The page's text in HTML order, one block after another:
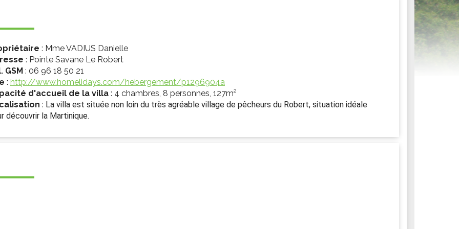
SOCIAL-SOLIDARITÉ
Le Centre Communal d'Action Social
Les aides sociales
Logement
Antenne Municipale de Développement et de
Cohésion Sociale
scolaire
maternelles et primaire
de loisirs - ALSH
famille
ENFANCE
: Mme VADIUS Danielle
: Pointe Savane Le Robert
GSM : 06 96 18 50 21
: http://www.homelidays.com/hebergement/p1296904a
d'accueil de la villa : 4 chambres, 8 personnes, 127m²
: La villa est située non loin du très agréable village de pêcheurs du Robert, situation idéale
découvrir la Martinique.